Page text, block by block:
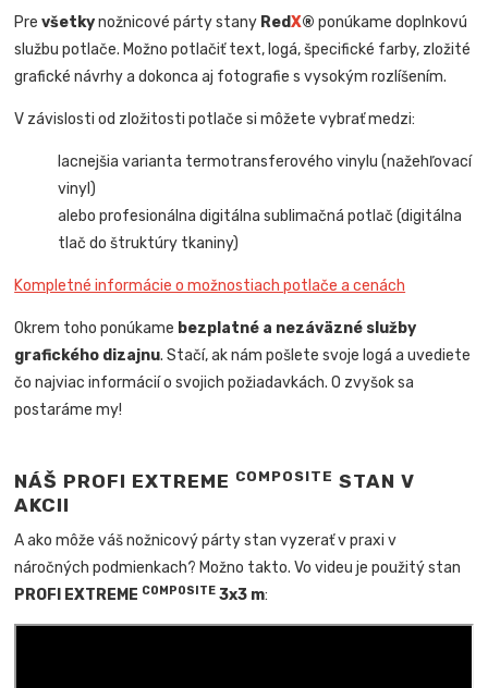
Prevšetkynožnicové párty stany RedX® ponúkame doplnkovú
službu potlače. Možno potlačiť text, logá, špecifické farby, zložité
grafické návrhy a dokonca aj fotografie s vysokým rozlíšením.
V závislosti od zložitosti potlače si môžete vybrať medzi:
lacnejšia varianta termotransferového vinylu (nažehľovací
vinyl)
alebo profesionálna digitálna sublimačná potlač (digitálna
tlač do štruktúry tkaniny)
Kompletné informácie o možnostiach potlače a cenách
Okrem toho ponúkame bezplatné a nezáväzné služby
grafického dizajnu. Stačí, ak nám pošlete svoje logá a uvediete
čo najviac informácií o svojich požiadavkách. O zvyšok sa
postaráme my!
NÁŠ PROFI EXTREME COMPOSITE STAN V
AKCII
A ako môže váš nožnicový párty stan vyzerať v praxi v
náročných podmienkach? Možno takto. Vo videu je použitý stan
PROFI EXTREME COMPOSITE 3x3 m: